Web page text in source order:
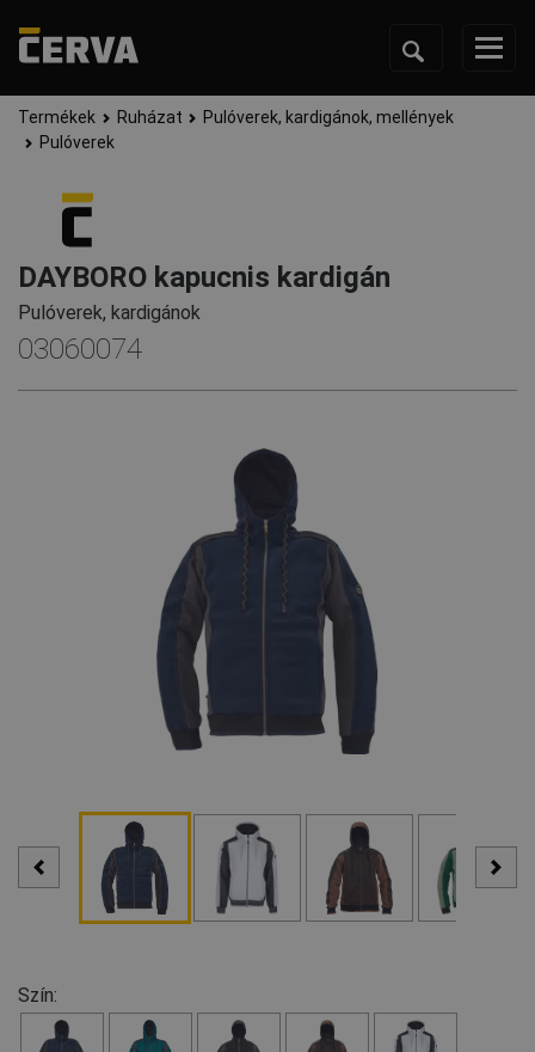
Termékek Ruházat
Pulóverek, kardigánok, mellények
Pulóverek
DAYBORO kapucnis kardigán
Pulóverek, kardigánok
03060074
Szín: